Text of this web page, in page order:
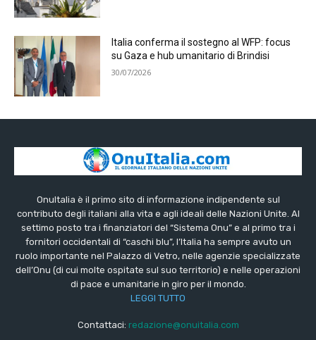
Italia conferma il sostegno al WFP: focus
su Gaza e hub umanitario di Brindisi
30/07/2026
OnuItalia è il primo sito di informazione indipendente sul
contributo degli italiani alla vita e agli ideali delle Nazioni Unite. Al
settimo posto tra i finanziatori del “Sistema Onu” e al primo tra i
fornitori occidentali di “caschi blu”, l’Italia ha sempre avuto un
ruolo importante nel Palazzo di Vetro, nelle agenzie specializzate
dell’Onu (di cui molte ospitate sul suo territorio) e nelle operazioni
di pace e umanitarie in giro per il mondo.
LEGGI TUTTO
Contattaci: redazione@onuitalia.com